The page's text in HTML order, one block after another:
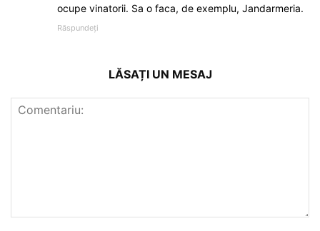
ocupe vinatorii. Sa o faca, de exemplu, Jandarmeria.
Răspundeți
LĂSAȚI UN MESAJ